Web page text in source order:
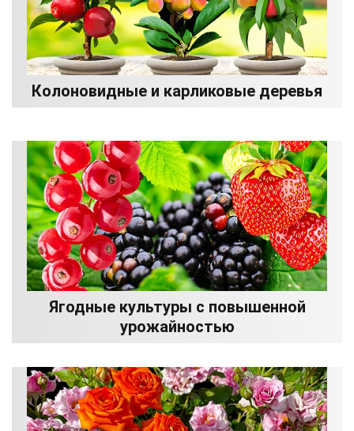
Колоновидные и карликовые деревья
Ягодные культуры с повышенной
урожайностью